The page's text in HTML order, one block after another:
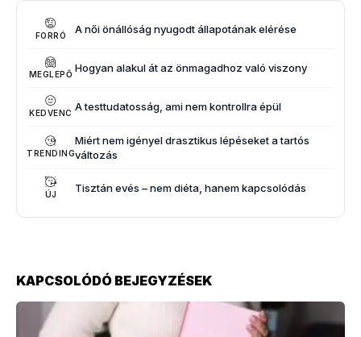
FORRÓ A női önállóság nyugodt állapotának elérése
MEGLEPŐ Hogyan alakul át az önmagadhoz való viszony
KEDVENC A testtudatosság, ami nem kontrollra épül
TRENDING
Miért nem igényel drasztikus lépéseket a tartós
változás
ÚJ Tisztán evés – nem diéta, hanem kapcsolódás
KAPCSOLÓDÓ BEJEGYZÉSEK